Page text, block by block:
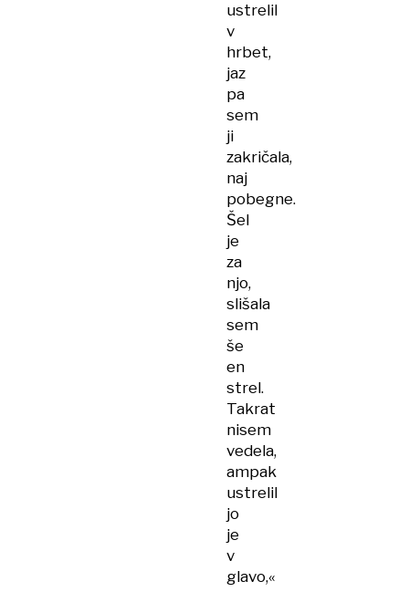
ustrelil
v
hrbet,
jaz
pa
sem
ji
zakričala,
naj
pobegne.
Šel
je
za
njo,
slišala
sem
še
en
strel.
Takrat
nisem
vedela,
ampak
ustrelil
jo
je
v
glavo,«